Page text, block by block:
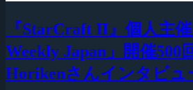
『StarCraft II』個人主
Weekly Japan」開催500
Horikenさんインタビュ